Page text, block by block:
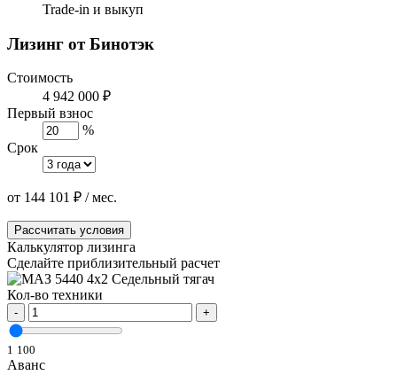
Trade-in и выкуп
Лизинг от Бинотэк
Стоимость
4 942 000 ₽
Первый взнос
%
Срок
от 144 101 ₽ / мес.
Рассчитать условия
Калькулятор лизинга
Сделайте приблизительный расчет
Кол-во техники
- +
1 100
Аванс